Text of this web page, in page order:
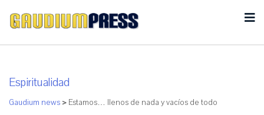
Espiritualidad
Gaudium news > Estamos… llenos de nada y vacíos de todo